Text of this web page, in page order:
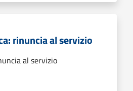
rinuncia al servizio
al servizio